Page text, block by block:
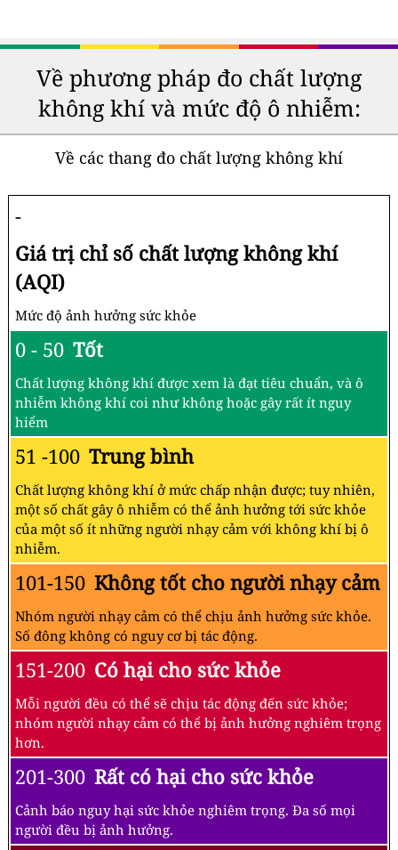
Về phương pháp đo chất lượng
không khí và mức độ ô nhiễm:
Về các thang đo chất lượng không khí
-
Giá trị chỉ số chất lượng không khí
(AQI)
Mức độ ảnh hưởng sức khỏe
0 - 50 Tốt
Chất lượng không khí được xem là đạt tiêu chuẩn, và ô
nhiễm không khí coi như không hoặc gây rất ít nguy
hiểm
51 -100 Trung bình
Chất lượng không khí ở mức chấp nhận được; tuy nhiên,
một số chất gây ô nhiễm có thể ảnh hưởng tới sức khỏe
của một số ít những người nhạy cảm với không khí bị ô
nhiễm.
101-150 Không tốt cho người nhạy cảm
Nhóm người nhạy cảm có thể chịu ảnh hưởng sức khỏe.
Số đông không có nguy cơ bị tác động.
151-200 Có hại cho sức khỏe
Mỗi người đều có thể sẽ chịu tác động đến sức khỏe;
nhóm người nhạy cảm có thể bị ảnh hưởng nghiêm trọng
hơn.
201-300 Rất có hại cho sức khỏe
Cảnh báo nguy hại sức khỏe nghiêm trọng. Đa số mọi
người đều bị ảnh hưởng.